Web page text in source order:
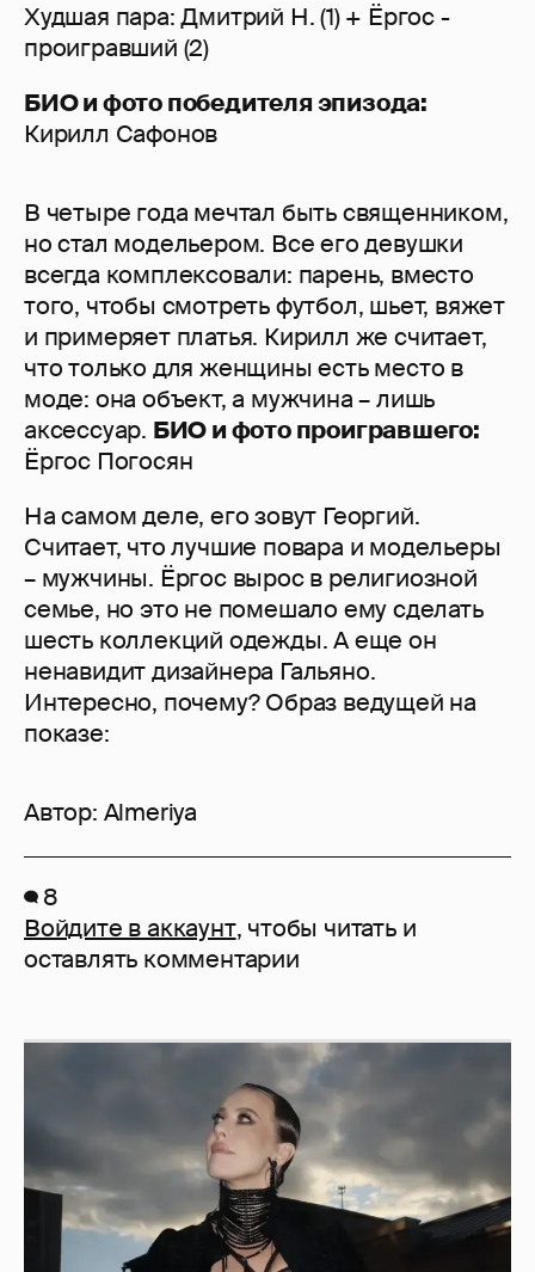
Худшая пара: Дмитрий Н. (1) + Ёргос -
проигравший (2)
БИО и фото победителя эпизода:
Кирилл Сафонов
В четыре года мечтал быть священником,
но стал модельером. Все его девушки
всегда комплексовали: парень, вместо
того, чтобы смотреть футбол, шьет, вяжет
и примеряет платья. Кирилл же считает,
что только для женщины есть место в
моде: она объект, а мужчина – лишь
аксессуар. БИО и фото проигравшего:
Ёргос Погосян
На самом деле, его зовут Георгий.
Считает, что лучшие повара и модельеры
– мужчины. Ёргос вырос в религиозной
семье, но это не помешало ему сделать
шесть коллекций одежды. А еще он
ненавидит дизайнера Гальяно.
Интересно, почему? Образ ведущей на
показе:
Автор: Almeriya
8
Войдите в аккаунт, чтобы читать и
оставлять комментарии